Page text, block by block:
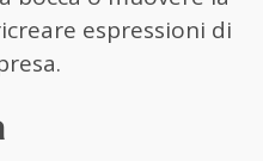
espressioni di